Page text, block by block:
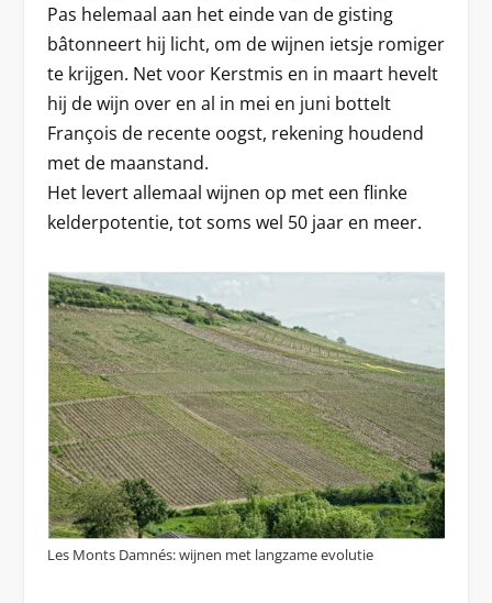
Pas helemaal aan het einde van de gisting
bâtonneert hij licht, om de wijnen ietsje romiger
te krijgen. Net voor Kerstmis en in maart hevelt
hij de wijn over en al in mei en juni bottelt
François de recente oogst, rekening houdend
met de maanstand.
Het levert allemaal wijnen op met een flinke
kelderpotentie, tot soms wel 50 jaar en meer.
Les Monts Damnés: wijnen met langzame evolutie